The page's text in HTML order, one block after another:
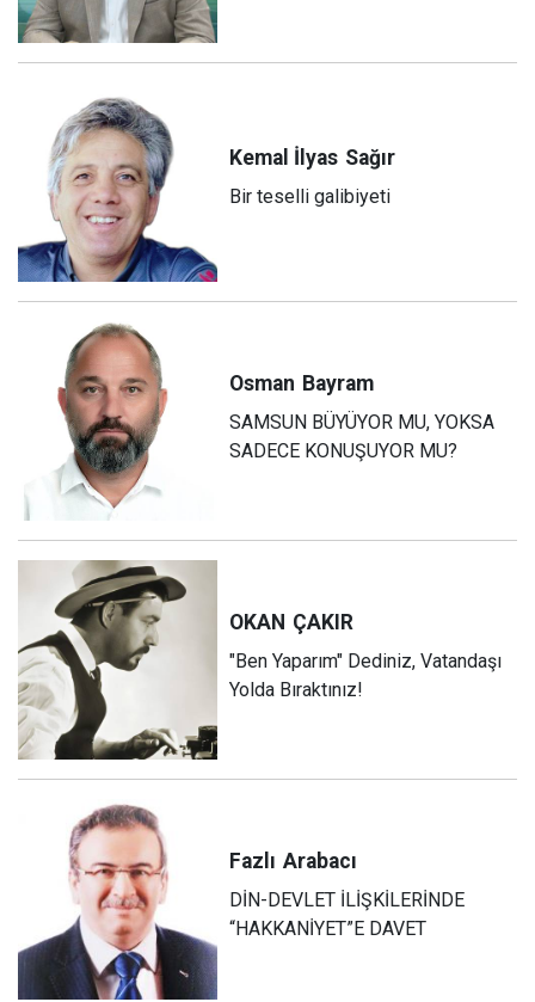
Kemal İlyas Sağır
Bir teselli galibiyeti
Osman Bayram
SAMSUN BÜYÜYOR MU, YOKSA
SADECE KONUŞUYOR MU?
OKAN ÇAKIR
"Ben Yaparım" Dediniz, Vatandaşı
Yolda Bıraktınız!
Fazlı Arabacı
DİN-DEVLET İLİŞKİLERİNDE
“HAKKANİYET”E DAVET